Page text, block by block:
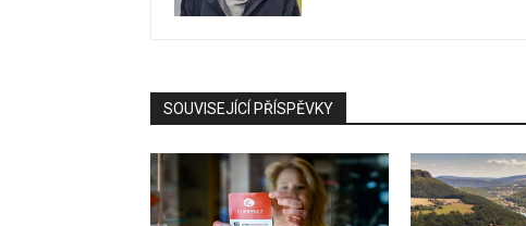
SOUVISEJÍCÍ PŘÍSPĚVKY